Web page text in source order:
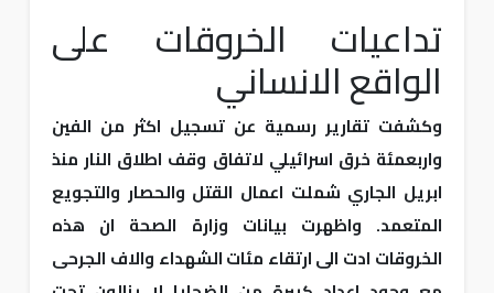
تداعيات الخروقات على
الواقع الانساني
وكشفت تقارير رسمية عن تسجيل اكثر من الفين
واربعمئة خرق اسرائيلي لاتفاق وقف اطلاق النار منذ
ابريل الجاري شملت اعمال القتل والحصار والتجويع
المتعمد. واظهرت بيانات وزارة الصحة ان هذه
الخروقات ادت الى ارتقاء مئات الشهداء والاف الجرحى